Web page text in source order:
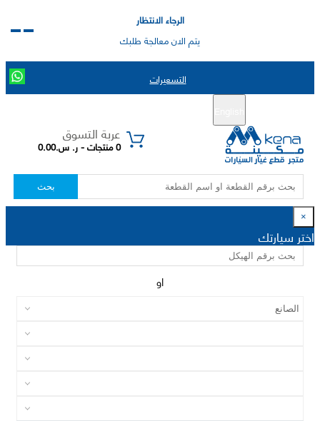
الرجاء الانتظار
يتم الان معالجة طلبك
التسعيرات
عربة التسوق
0 منتجات - ر. س.0.00
بحث
×
اختر سيارتك
او